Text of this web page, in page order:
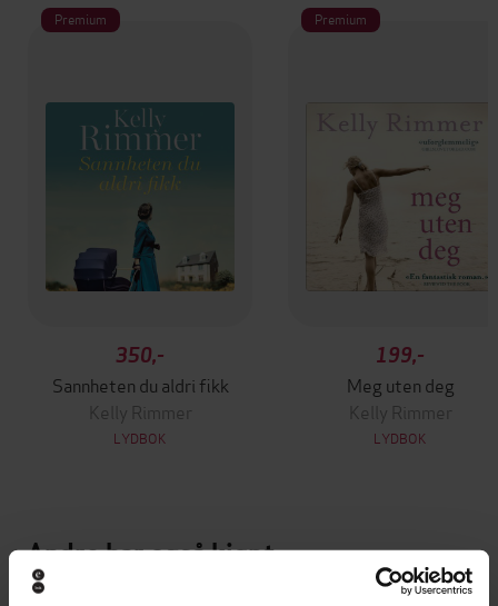
Premium
350,-
Sannheten du aldri fikk
Kelly Rimmer
LYDBOK
Premium
199,-
Meg uten deg
Kelly Rimmer
LYDBOK
Andre har også kjøpt